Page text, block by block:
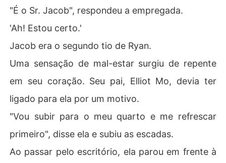
"É o Sr. Jacob", respondeu a empregada.
'Ah! Estou certo.'
Jacob era o segundo tio de Ryan.
Uma sensação de mal-estar surgiu de repente
em seu coração. Seu pai, Elliot Mo, devia ter
ligado para ela por um motivo.
"Vou subir para o meu quarto e me refrescar
primeiro", disse ela e subiu as escadas.
Ao passar pelo escritório, ela parou em frente à